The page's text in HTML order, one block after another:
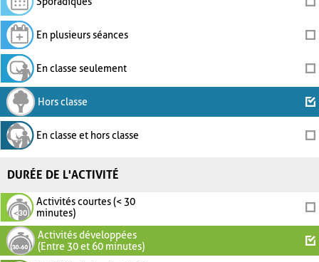
En plusieurs séances
En classe seulement
Hors classe
En classe et hors classe
DURÉE DE L'ACTIVITÉ
Activités courtes (< 30
minutes)
Activités développées
(Entre 30 et 60 minutes)